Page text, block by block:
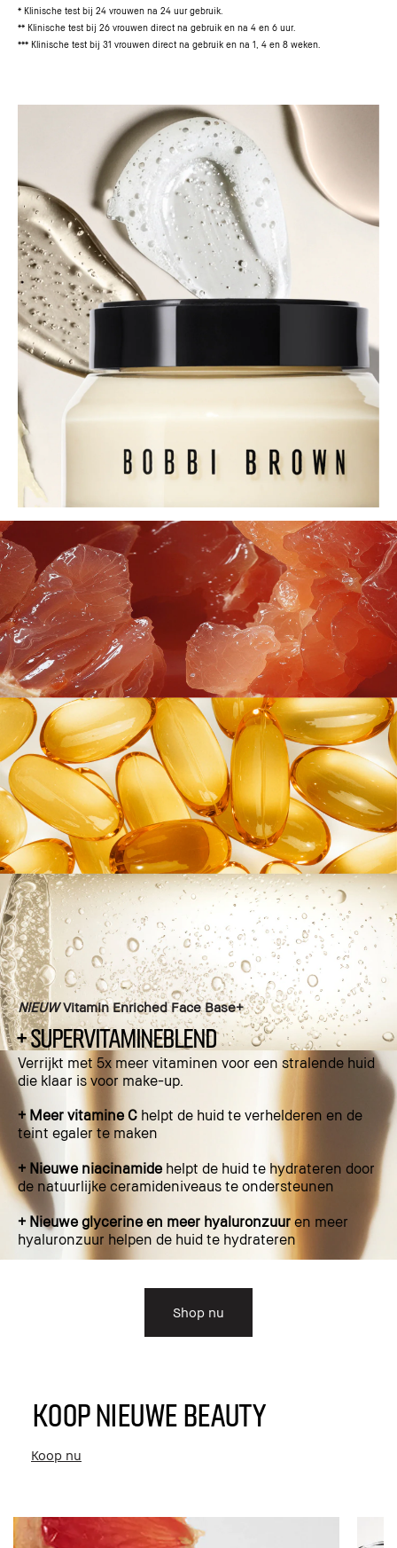
* Klinische test bij 24 vrouwen na 24 uur gebruik.
** Klinische test bij 26 vrouwen direct na gebruik en na 4 en 6 uur.
*** Klinische test bij 31 vrouwen direct na gebruik en na 1, 4 en 8 weken.
NIEUWVitamin Enriched Face Base+
+ SUPERVITAMINEBLEND
Verrijkt met 5x meer vitaminen voor een stralende huid
die klaar is voor make-up.
+ Meer vitamine C helpt de huid te verhelderen en de
teint egaler te maken
+ Nieuwe niacinamidehelpt de huid te hydrateren door
de natuurlijke ceramideniveaus te ondersteunen
+ Nieuwe glycerine en meer hyaluronzuur en meer
hyaluronzuur helpen de huid te hydrateren
Shop nu
KOOP NIEUWE BEAUTY
Koop nu